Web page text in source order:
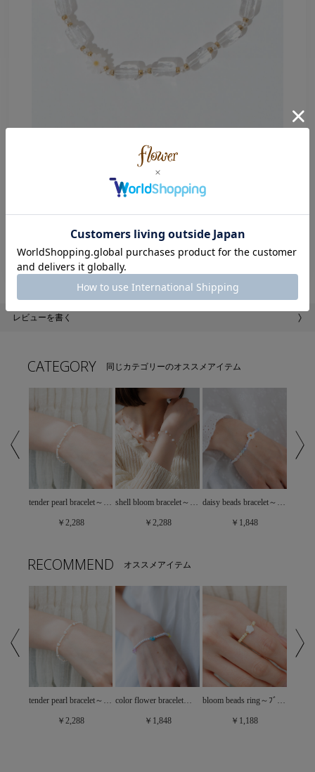
サイズ
商品詳細
レビューを書く
CATEGORY 同じカテゴリーのオススメアイテム
tender pearl bracelet～ﾃﾝﾀﾞｰﾊﾟｰﾙﾌﾞﾚｽﾚｯﾄ
￥2,288
shell bloom bracelet～ｼｪﾙﾌﾞﾙｰﾑﾌﾞﾚｽﾚｯﾄ
￥2,288
daisy beads bracelet～ﾃﾞｲｼﾞｰﾋﾞｰｽﾞﾌﾞﾚｽﾚｯﾄ
￥1,848
RECOMMEND オススメアイテム
tender pearl bracelet～ﾃﾝﾀﾞｰﾊﾟｰﾙﾌﾞﾚｽﾚｯﾄ
￥2,288
color flower bracelet～ｶﾗｰﾌﾗﾜｰﾌﾞﾚｽﾚｯﾄ
￥1,848
bloom beads ring～ﾌﾞﾙｰﾑﾋﾞｰｽﾞﾘﾝｸﾞ
￥1,188